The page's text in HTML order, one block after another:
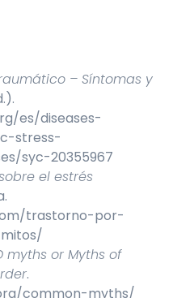
– Síntomas y
es/diseases-
stress-
syc-20355967
el estrés
trastorno-por-
myths or Myths of
.
common-myths/